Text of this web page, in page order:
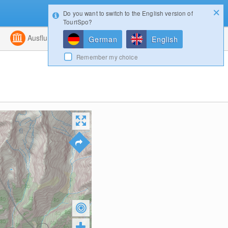
Kombiniert
Ausflugsziele Magazin
Login
Do you want to switch to the English version of
TouriSpo?
German English
Remember my choice
Konfigurator Gewinnspiele